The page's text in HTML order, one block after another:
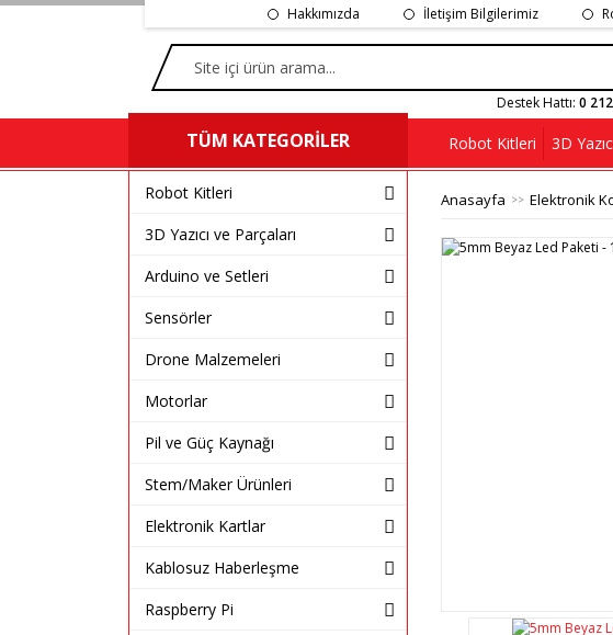
Hakkımızda İletişim Bilgilerimiz
Destek Hattı: 0
TÜM KATEGORİLER Robot Kitleri 3D
Robot Kitleri
3D Yazıcı ve Parçaları
Arduino ve Setleri
Sensörler
Drone Malzemeleri
Motorlar
Pil ve Güç Kaynağı
Stem/Maker Ürünleri
Elektronik Kartlar
Kablosuz Haberleşme
Raspberry Pi
Anasayfa Elektronik